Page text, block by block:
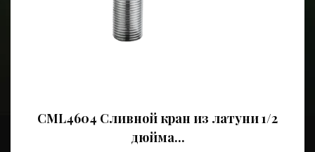
CML4604 Сливной кран из латуни 1/2
дюйма...